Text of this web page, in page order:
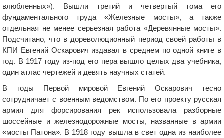
влюбленных»). Вышли третий и четвертый тома его
фундаментального труда «Железные мосты», а также
отдельная не менее серьезная работа «Деревянные мосты».
Подсчитано, что в дореволюционный период своей работы в
КПИ Евгений Оскарович издавал в среднем по одной книге в
год. В 1917 году из-под его пера вышло целых два учебника,
один атлас чертежей и девять научных статей.
В годы Первой мировой Евгений Оскарович тесно
сотрудничает с военным ведомством. По его проекту русская
армия для форсирования рек использовала разборные
шоссейные и железнодорожные мосты, названные в армии
«мосты Патона». В 1918 году вышла в свет одна из наиболее